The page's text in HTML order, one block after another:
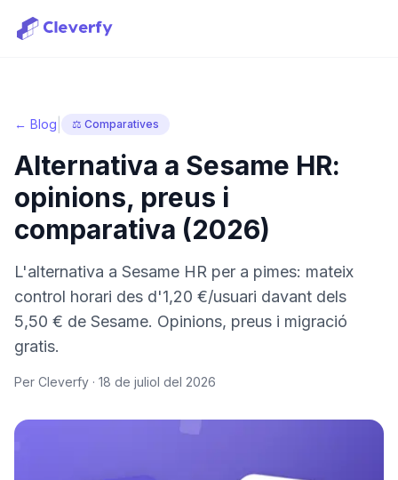
← Blog ⚖️ Comparatives
Alternativa a Sesame HR:
opinions, preus i
comparativa (2026)
L'alternativa a Sesame HR per a pimes: mateix
control horari des d'1,20 €/usuari davant dels
5,50 € de Sesame. Opinions, preus i migració
gratis.
Per Cleverfy · 18 de juliol del 2026